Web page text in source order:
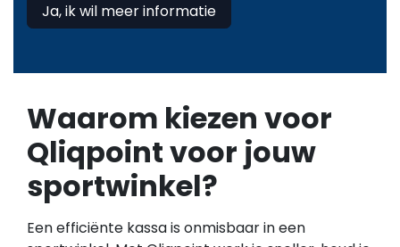
Ja, ik wil meer informatie
Waarom kiezen voor
Qliqpoint voor jouw
sportwinkel?
Een efficiënte kassa is onmisbaar in een